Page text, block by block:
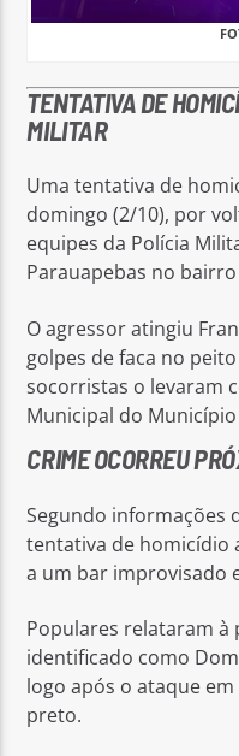
TENTATIVA DE
MILITAR
Uma tentativa de
domingo (2/10), por
equipes da Polícia
Parauapebas no
O agressor atingiu
golpes de faca no
socorristas o levaram
Municipal do Município
CRIME OCORREU
Segundo informações
tentativa de homicídio
a um bar improvisado
Populares relataram à
identificado como
logo após o ataque
preto.